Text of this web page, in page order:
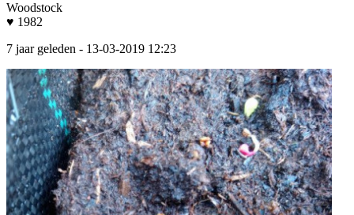
Woodstock
♥ 1982
7 jaar geleden - 13-03-2019 12:23